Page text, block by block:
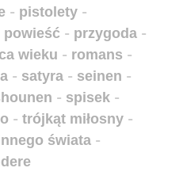
- pistolety -
powieść - przygoda -
wieku - romans -
- satyra - seinen -
- spisek -
- trójkąt miłosny -
świata -